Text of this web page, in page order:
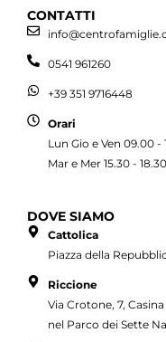
CONTATTI
0541 961260
+39 351 9716448
Orari
Lun Gio e Ven 09.00 -
Mar e Mer 15.30 - 18.30
DOVE SIAMO
Cattolica
Piazza della
Riccione
Via Crotone, 7,
nel Parco dei Sette